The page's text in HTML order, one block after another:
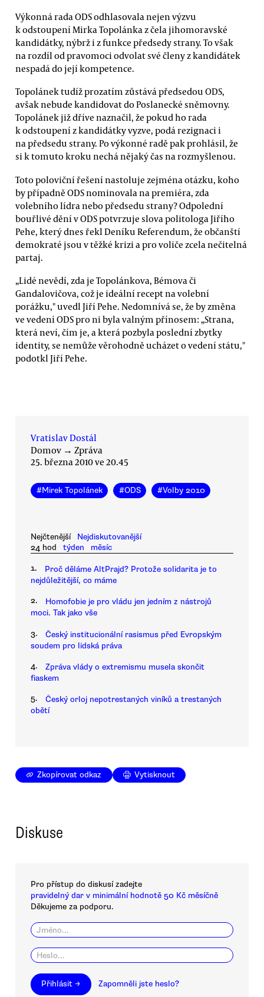
Výkonná rada ODS odhlasovala nejen výzvu
k odstoupení Mirka Topolánka z čela jihomoravské
kandidátky, nýbrž i z funkce předsedy strany. To však
na rozdíl od pravomoci odvolat své členy z kandidátek
nespadá do její kompetence.
Topolánek tudíž prozatím zůstává předsedou ODS,
avšak nebude kandidovat do Poslanecké sněmovny.
Topolánek již dříve naznačil, že pokud ho rada
k odstoupení z kandidátky vyzve, podá rezignaci i
na předsedu strany. Po výkonné radě pak prohlásil, že
si k tomuto kroku nechá nějaký čas na rozmyšlenou.
Toto poloviční řešení nastoluje zejména otázku, koho
by případně ODS nominovala na premiéra, zda
volebního lídra nebo předsedu strany? Odpolední
bouřlivé dění v ODS potvrzuje slova politologa Jiřího
Pehe, který dnes řekl Deníku Referendum, že občanští
demokraté jsou v těžké krizi a pro voliče zcela nečitelná
partaj.
„Lidé nevědí, zda je Topolánkova, Bémova či
Gandalovičova, což je ideální recept na volební
porážku," uvedl Jiří Pehe. Nedomnívá se, že by změna
ve vedení ODS pro ni byla valným přínosem: „Strana,
která neví, čím je, a která pozbyla poslední zbytky
identity, se nemůže věrohodně ucházet o vedení státu,"
podotkl Jiří Pehe.
Vratislav Dostál
Domov → Zpráva
25. března 2010 ve 20.45
#Mirek Topolánek #ODS #Volby 2010
Nejčtenější
Nejdiskutovanější
24 hod
týden měsíc
1.
Proč děláme AltPrajd? Protože solidarita je to
nejdůležitější, co máme
2.
Homofobie je pro vládu jen jedním z nástrojů
moci. Tak jako vše
3.
Český institucionální rasismus před Evropským
soudem pro lidská práva
4.
Zpráva vlády o extremismu musela skončit
fiaskem
5.
Český orloj nepotrestaných viníků a trestaných
obětí
Zkopírovat odkaz Vytisknout
Diskuse
Pro přístup do diskusí zadejte
pravidelný dar v minimální hodnotě 50 Kč měsíčně
Děkujeme za podporu.
Přihlásit → Zapomněli jste heslo?